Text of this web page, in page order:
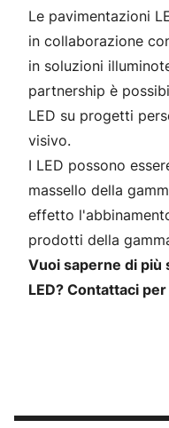
Le pavimentazioni
in collaborazione
in soluzioni
partnership è
LED su progetti
visivo.
I LED possono
massello della
effetto
prodotti della
Vuoi saperne di più
LED? Contattaci